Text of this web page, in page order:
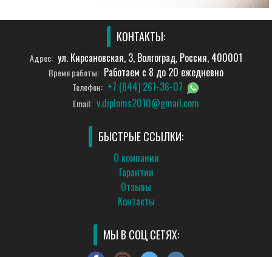
КОНТАКТЫ:
Адрес: ул. Кирсановская, 3, Волгоград, Россия, 400001
Время работы: Работаем с 8 до 20 ежедневно
Телефон: +7 (844) 261-36-07
Email: v.diploms2010@gmail.com
БЫСТРЫЕ ССЫЛКИ:
О компании
Гарантии
Отзывы
Контакты
МЫ В СОЦ СЕТЯХ: